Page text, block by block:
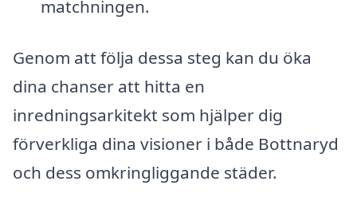
matchningen.
Genom att följa dessa steg kan du öka
dina chanser att hitta en
inredningsarkitekt som hjälper dig
förverkliga dina visioner i både Bottnaryd
och dess omkringliggande städer.